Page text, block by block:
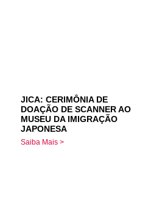
JICA: CERIMÔNIA DE
DOAÇÃO DE SCANNER AO
MUSEU DA IMIGRAÇÃO
JAPONESA
Saiba Mais >